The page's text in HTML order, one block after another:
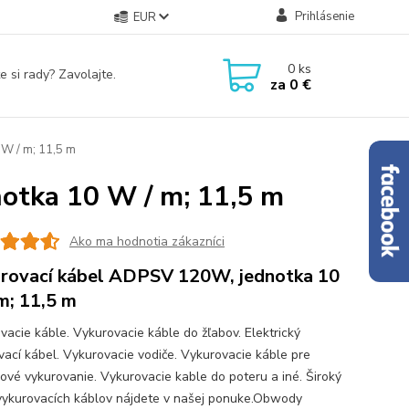
EUR Prihlásenie
si rady? Zavolajte. 0ks
za 0 €
/ m; 11,5 m
10 W / m; 11,5 m
Ako ma hodnotia zákazníci
kábel ADPSV 120W, jednotka 10
11,5 m
káble. Vykurovacie káble do žľabov. Elektrický
kábel. Vykurovacie vodiče. Vykurovacie káble pre
vykurovanie. Vykurovacie kable do poteru a iné. Široký
káblov nájdete v našej ponuke.Obwody